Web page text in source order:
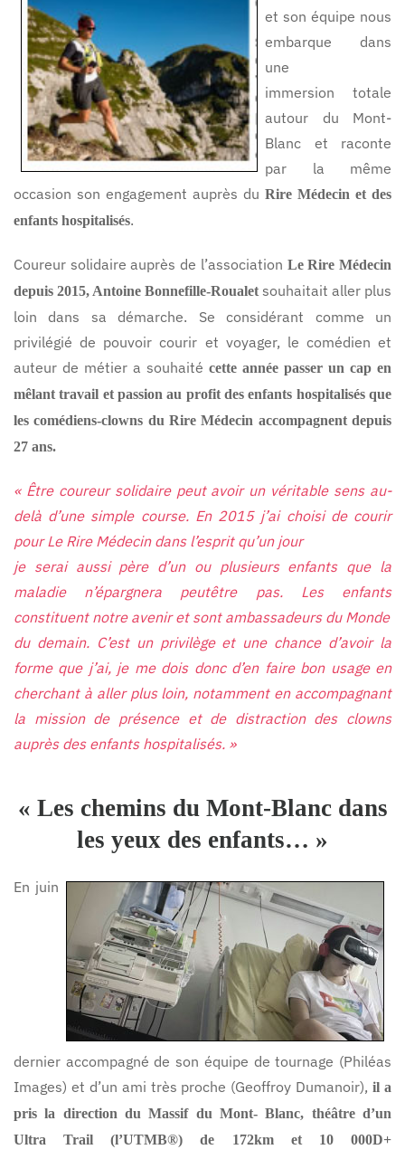
et son équipe nous
embarque dans
une
immersion totale
autour du Mont-
Blanc et raconte
par la même
occasion son engagement auprès du Rire Médecin et des
enfants hospitalisés.
Coureur solidaire auprès de l’association Le Rire Médecin
depuis 2015, Antoine Bonnefille-Roualet souhaitait aller plus
loin dans sa démarche. Se considérant comme un
privilégié de pouvoir courir et voyager, le comédien et
auteur de métier a souhaité cette année passer un cap en
mêlant travail et passion au profit des enfants hospitalisés que
les comédiens-clowns du Rire Médecin accompagnent depuis
27 ans.
« Être coureur solidaire peut avoir un véritable sens au-
delà d’une simple course. En 2015 j’ai choisi de courir
pour Le Rire Médecin dans l’esprit qu’un jour
je serai aussi père d’un ou plusieurs enfants que la
maladie n’épargnera peutêtre pas. Les enfants
constituent notre avenir et sont ambassadeurs du Monde
du demain. C’est un privilège et une chance d’avoir la
forme que j’ai, je me dois donc d’en faire bon usage en
cherchant à aller plus loin, notamment en accompagnant
la mission de présence et de distraction des clowns
auprès des enfants hospitalisés. »
« Les chemins du Mont-Blanc dans
les yeux des enfants… »
En juin
dernier accompagné de son équipe de tournage (Philéas
Images) et d’un ami très proche (Geoffroy Dumanoir),il a
pris la direction du Massif du Mont- Blanc, théâtre d’un
Ultra Trail (l’UTMB®) de 172km et 10 000D+